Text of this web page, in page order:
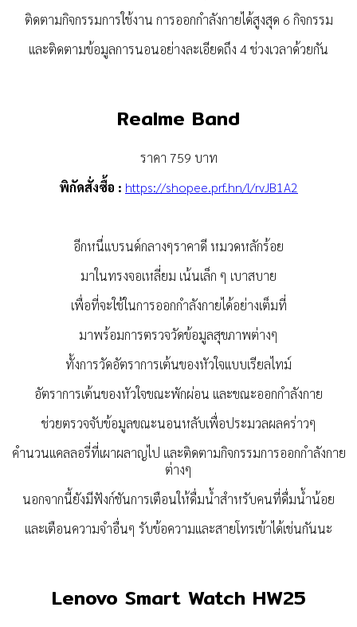
ติดตามกิจกรรมการใช้งาน การออกกำลังกายได้สูงสุด 6 กิจกรรม
และติดตามข้อมูลการนอนอย่างละเอียดถึง 4 ช่วงเวลาด้วยกัน
Realme Band
ราคา 759 บาท
พิกัดสั่งซื้อ : https://shopee.prf.hn/l/rvJB1A2
อีกหนึ่แบรนด์กลางๆราคาดี หมวดหลักร้อย
มาในทรงจอเหลี่ยม เน้นเล็ก ๆ เบาสบาย
เพื่อที่จะใช้ในการออกกำลังกายได้อย่างเต็มที่
มาพร้อมการตรวจวัดข้อมูลสุขภาพต่างๆ
ทั้งการวัดอัตราการเต้นของหัวใจแบบเรียลไทม์
อัตราการเต้นของหัวใจขณะพักผ่อน และขณะออกกำลังกาย
ช่วยตรวจจับข้อมูลขณะนอนหลับเพื่อประมวลผลคร่าวๆ
คำนวนแคลลอรี่ที่เผาผลาญไป และติดตามกิจกรรมการออกกำลังกาย
ต่างๆ
นอกจากนี้ยังมีฟังก์ชันการเตือนให้ดื่มน้ำสำหรับคนที่ดื่มน้ำน้อย
และเตือนความจำอื่นๆ รับข้อความและสายโทรเข้าได้เช่นกันนะ
Lenovo Smart Watch HW25